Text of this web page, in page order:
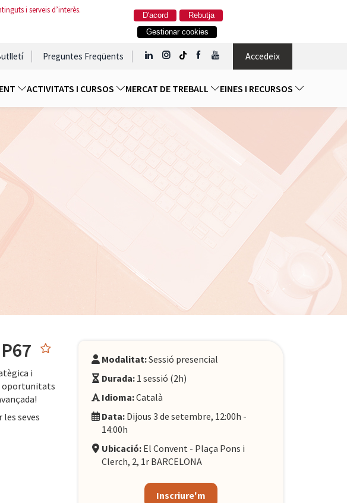
i serveis d’interès.
Rebutja
D'acord
Gestionar cookies
Preguntes Freqüents Accedeix
ACTIVITATS I CURSOS MERCAT DE TREBALL EINES I RECURSOS
i
oportunitats
seves
Modalitat:Sessió presencial
Durada: 1 sessió (2h)
Idioma:Català
Data: Dijous 3 de setembre, 12:00h -
14:00h
Ubicació: El Convent - Plaça Pons i
Clerch, 2, 1r BARCELONA
Inscriure'm